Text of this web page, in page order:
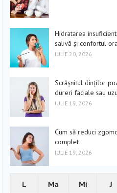
Hidratarea
salivă și confortul
IULIE 20, 2026
Scrâșnitul dinților
dureri faciale sau
IULIE 19, 2026
Cum să reduci
complet
IULIE 19, 2026
L Ma Mi J